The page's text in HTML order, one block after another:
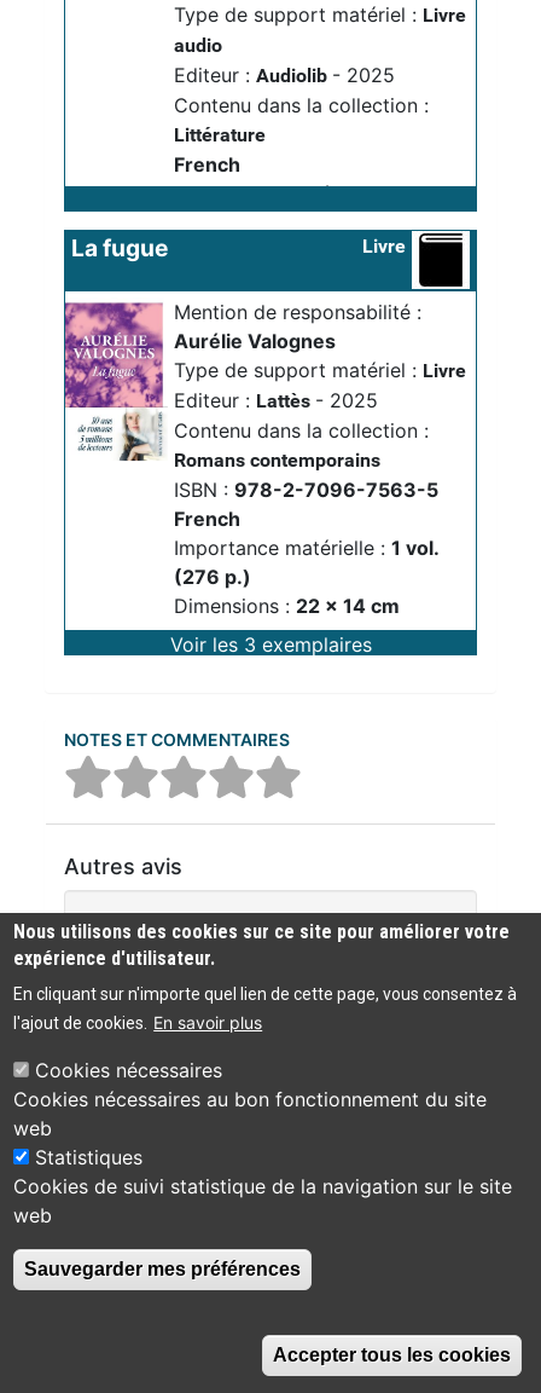
Type de support matériel : Livre
audio
Editeur : Audiolib - 2025
Contenu dans la collection :
Littérature
French
Importance matérielle : 1
Note sur l'importance
La fugue Livre
Mention de responsabilité :
Aurélie Valognes
Type de support matériel : Livre
Editeur : Lattès - 2025
Contenu dans la collection :
Romans contemporains
ISBN : 978-2-7096-7563-5
French
Importance matérielle : 1 vol.
(276 p.)
Dimensions : 22 x 14 cm
Voir les 3 exemplaires
NOTES ET COMMENTAIRES
Autres avis
Aucun commentaire n'a été trouvé
municipale de
Viviers
30 place de la
Roubine
conforme
Nous utilisons des cookies sur ce site pour améliorer votre
expérience d'utilisateur.
En cliquant sur n'importe quel lien de cette page, vous consentez à
l'ajout de cookies.
En savoir plus
Cookies nécessaires
Cookies nécessaires au bon fonctionnement du site
web
Statistiques
Cookies de suivi statistique de la navigation sur le site
web
Sauvegarder mes préférences
Accepter tous les cookies